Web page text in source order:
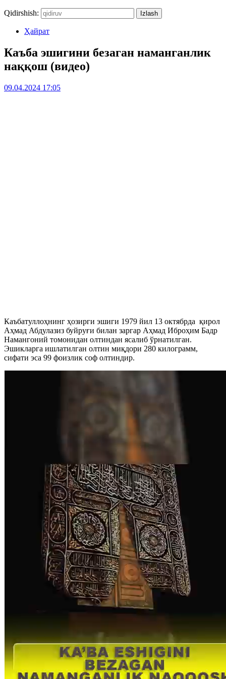
Qidirshish:
Ҳайрат
Каъба эшигини безаган наманганлик
наққош (видео)
09.04.2024 17:05
Каъбатуллоҳнинг ҳозирги эшиги 1979 йил 13 октябрда қирол
Аҳмад Абдулазиз буйруғи билан заргар Аҳмад Иброҳим Бадр
Намангоний томонидан олтиндан ясалиб ўрнатилган.
Эшикларга ишлатилган олтин миқдори 280 килограмм,
сифати эса 99 фоизлик соф олтиндир.